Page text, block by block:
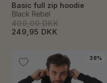
Basic full zip hoodie
400,00 DKK
249,95 DKK
Black Rebel
38%